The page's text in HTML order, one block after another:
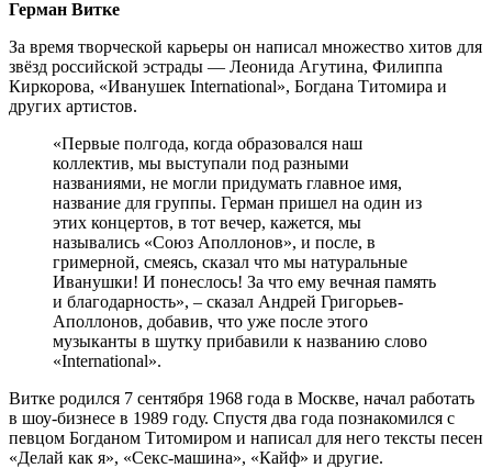
Герман Витке
За время творческой карьеры он написал множество хитов для
звёзд российской эстрады — Леонида Агутина, Филиппа
Киркорова, «Иванушек International», Богдана Титомира и
других артистов.
«Первые полгода, когда образовался наш
коллектив, мы выступали под разными
названиями, не могли придумать главное имя,
название для группы. Герман пришел на один из
этих концертов, в тот вечер, кажется, мы
назывались «Союз Аполлонов», и после, в
гримерной, смеясь, сказал что мы натуральные
Иванушки! И понеслось! За что ему вечная память
и благодарность», – сказал Андрей Григорьев-
Аполлонов, добавив, что уже после этого
музыканты в шутку прибавили к названию слово
«International».
Витке родился 7 сентября 1968 года в Москве, начал работать
в шоу-бизнесе в 1989 году. Спустя два года познакомился с
певцом Богданом Титомиром и написал для него тексты песен
«Делай как я», «Секс-машина», «Кайф» и другие.